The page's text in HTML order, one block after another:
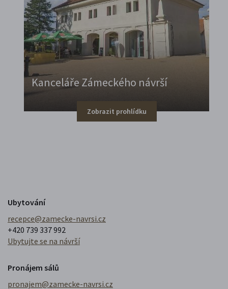
Kanceláře Zámeckého návrší
Zobrazit prohlídku
Ubytování
recepce@zamecke-navrsi.cz
+420 739 337 992
Ubytujte se na návrší
Pronájem sálů
pronajem@zamecke-navrsi.cz